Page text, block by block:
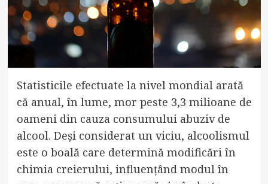
Statisticile efectuate la nivel mondial arată
că anual, în lume, mor peste 3,3 milioane de
oameni din cauza consumului abuziv de
alcool. Deși considerat un viciu, alcoolismul
este o boală care determină modificări în
chimia creierului, influențând modul în